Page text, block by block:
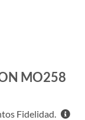
MO258
Fidelidad.